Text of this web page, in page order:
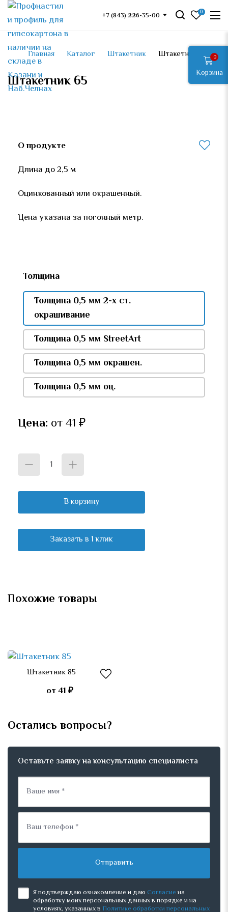
0
Корзина
+7 (843) 226-35-00 0
Главная Каталог Штакетник Штакетник 65
Штакетник 65
О продукте
Длина до 2,5 м
Оцинкованный или окрашенный.
Цена указана запогонный метр.
Толщина
Толщина 0,5 мм 2-х ст.
окрашивание
Толщина 0,5 мм StreetArt
Толщина 0,5 мм окрашен.
Толщина 0,5 мм оц.
Цена: от 41₽
В корзину
Заказать в 1 клик
Похожие товары
Подробнее
Штакетник 85
от 41 ₽
Остались вопросы?
Оставьте заявку на консультацию специалиста
Отправить
Я подтверждаю ознакомление и даю Согласие на
обработку моих персональных данных в порядке и на
условиях, указанных в Политике обработки персональных